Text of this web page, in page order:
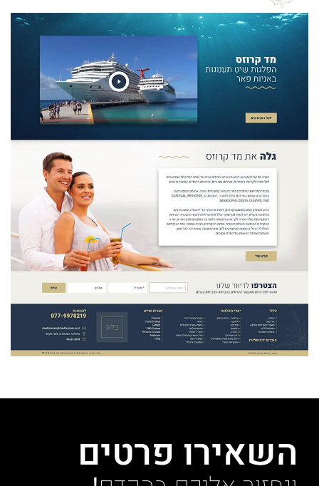
השאירו פרטים